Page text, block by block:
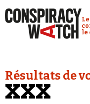
le
Résultats de
XXX